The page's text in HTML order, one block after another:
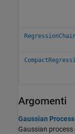
Argomenti
Gaussian
Gaussian